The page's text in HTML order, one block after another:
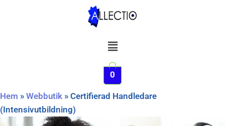
Meny
0
Hem » Webbutik » Certifierad Handledare
(Intensivutbildning)